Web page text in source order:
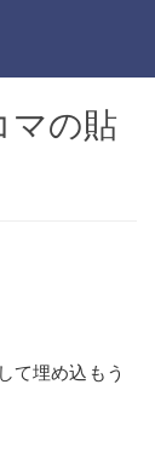
マの貼
て埋め込もう